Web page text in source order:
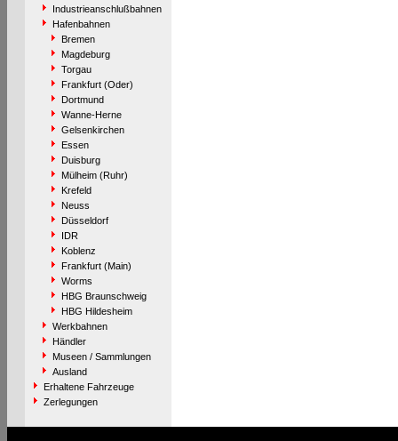
Industrieanschlußbahnen
Hafenbahnen
Bremen
Magdeburg
Torgau
Frankfurt (Oder)
Dortmund
Wanne-Herne
Gelsenkirchen
Essen
Duisburg
Mülheim (Ruhr)
Krefeld
Neuss
Düsseldorf
IDR
Koblenz
Frankfurt (Main)
Worms
HBG Braunschweig
HBG Hildesheim
Werkbahnen
Händler
Museen / Sammlungen
Ausland
Erhaltene Fahrzeuge
Zerlegungen